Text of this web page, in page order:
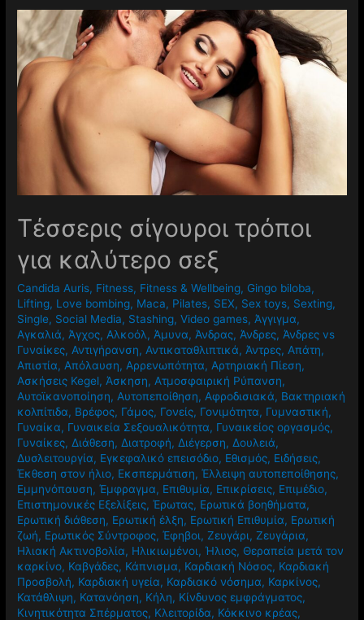
Τέσσερις σίγουροι τρόποι
για καλύτερο σεξ
Candida Auris, Fitness, Fitness & Wellbeing, Gingo biloba,
Lifting, Love bombing, Maca, Pilates, SEX, Sex toys, Sexting,
Single, Social Media, Stashing,Video games, Άγγιγμα,
Αγκαλιά, Άγχος, Αλκοόλ, Άμυνα, Άνδρας, Άνδρες, Άνδρες vs
Γυναίκες, Αντιγήρανση, Αντικαταθλιπτικά, Άντρες, Απάτη,
Απιστία, Απόλαυση, Αρρενωπότητα, Αρτηριακή Πίεση,
Ασκήσεις Kegel, Άσκηση, Ατμοσφαιρική Ρύπανση,
Αυτοϊκανοποίηση, Αυτοπεποίθηση, Αφροδισιακά, Βακτηριακή
κολπίτιδα, Βρέφος, Γάμος, Γονείς, Γονιμότητα, Γυμναστική,
Γυναίκα, Γυναικεία Σεξουαλικότητα, Γυναικείος οργασμός,
Γυναίκες, Διάθεση, Διατροφή, Διέγερση, Δουλειά,
Δυσλειτουργία, Εγκεφαλικό επεισόδιο, Εθισμός, Ειδήσεις,
Έκθεση στον ήλιο, Εκσπερμάτιση,Έλλειψη αυτοπεποίθησης,
Εμμηνόπαυση,Έμφραγμα, Επιθυμία, Επικρίσεις, Επιμέδιο,
Επιστημονικές Εξελίξεις,Έρωτας, Ερωτικά βοηθήματα,
Ερωτική διάθεση, Ερωτική έλξη, Ερωτική Επιθυμία, Ερωτική
ζωή, Ερωτικός Σύντροφος,Έφηβοι,Ζευγάρι,Ζευγάρια,
Ηλιακή Ακτινοβολία, Ηλικιωμένοι, Ήλιος, Θεραπεία μετά τον
καρκίνο, Καβγάδες, Κάπνισμα, Καρδιακή Νόσος, Καρδιακή
Προσβολή, Καρδιακή υγεία, Καρδιακό νόσημα, Καρκίνος,
Κατάθλιψη, Κατανόηση, Κήλη, Κίνδυνος εμφράγματος,
Κινητικότητα Σπέρματος, Κλειτορίδα, Κόκκινο κρέας,